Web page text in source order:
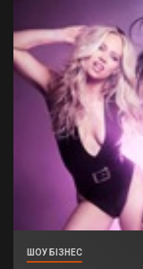
ШОУ БІЗНЕС